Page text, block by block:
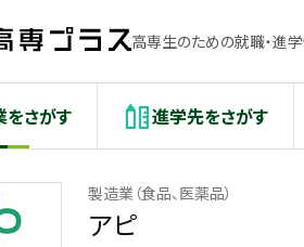
高専生のための就職・進
をさがす 進学先をさがす
製造業（食品、医薬品）
アピ